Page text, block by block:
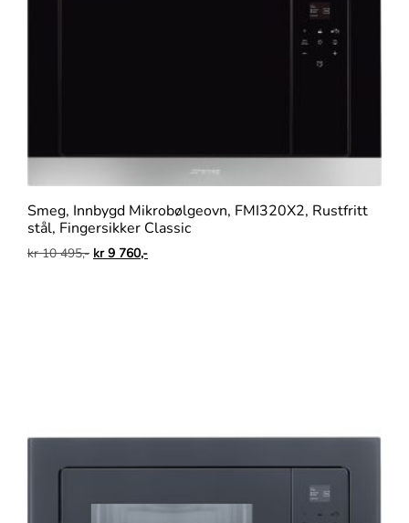
Smeg, Innbygd Mikrobølgeovn, FMI320X2, Rustfritt
stål, Fingersikker Classic
kr10 495,- kr9 760,-